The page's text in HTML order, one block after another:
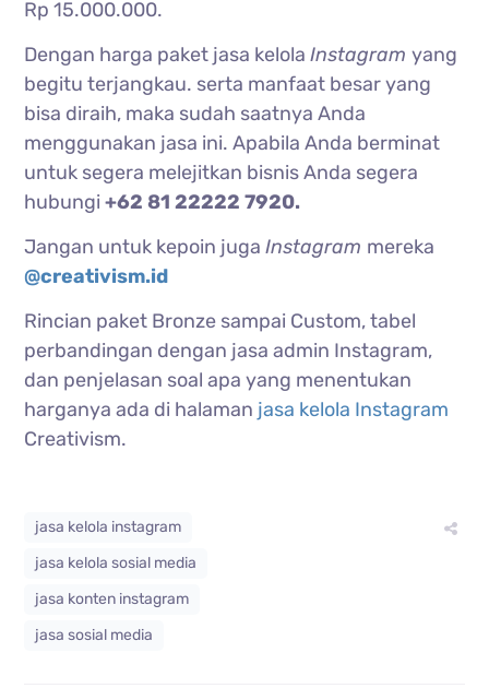
Rp 15.000.000.
Dengan harga paket jasa kelolaInstagramyang
begitu terjangkau. serta manfaat besar yang
bisa diraih, maka sudah saatnya Anda
menggunakan jasa ini. Apabila Anda berminat
untuk segera melejitkan bisnis Anda segera
hubungi+62 81 22222 7920.
Jangan untuk kepoin jugaInstagram mereka
@creativism.id
Rincian paket Bronze sampai Custom, tabel
perbandingan dengan jasa admin Instagram,
dan penjelasan soal apa yang menentukan
harganya ada di halaman jasa kelola Instagram
Creativism.
jasa kelola instagram
jasa kelola sosial media
jasa konten instagram
jasa sosial media